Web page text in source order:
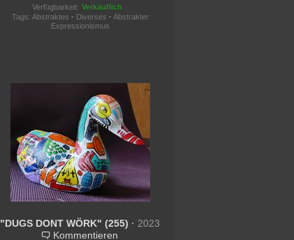
Verfügbarkeit: Verkäuflich
Tags: Abstraktes · Diverses · Abstrakter
Expressionismus
"DUGS DONT WÖRK" (255) · 2023
Kommentieren